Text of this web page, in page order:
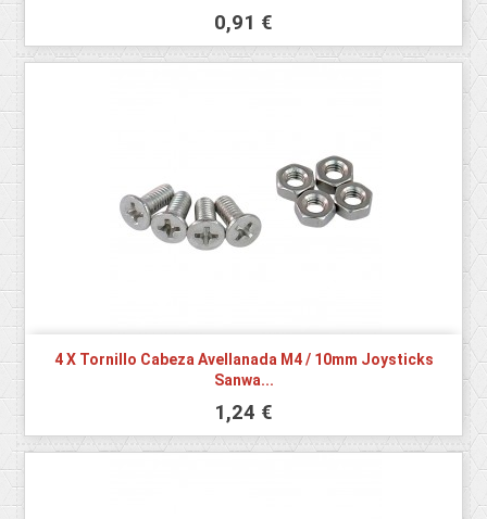
0,91 €
4 X Tornillo Cabeza Avellanada M4 / 10mm Joysticks
Sanwa...
1,24 €